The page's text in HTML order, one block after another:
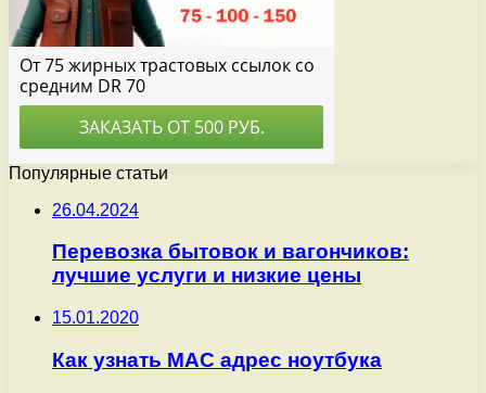
Популярные статьи
26.04.2024
Перевозка бытовок и вагончиков:
лучшие услуги и низкие цены
15.01.2020
Как узнать MAC адрес ноутбука